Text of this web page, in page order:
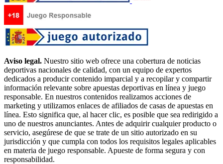
Aviso legal. Nuestro sitio web ofrece una cobertura de noticias
deportivas nacionales de calidad, con un equipo de expertos
dedicados a producir contenido imparcial y a recopilar y compartir
información relevante sobre apuestas deportivas en línea y juego
responsable. En nuestros contenidos realizamos acciones de
marketing y utilizamos enlaces de afiliados de casas de apuestas en
línea. Esto significa que, al hacer clic, es posible que sea redirigido a
uno de nuestros anunciantes. Antes de adquirir cualquier producto o
servicio, asegúrese de que se trate de un sitio autorizado en su
jurisdicción y que cumpla con todos los requisitos legales aplicables
en materia de juego responsable. Apueste de forma segura y con
responsabilidad.